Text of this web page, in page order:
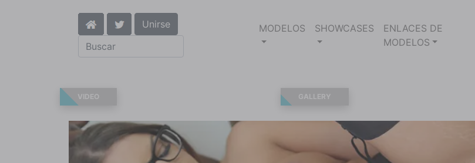
Unirse MODELOS SHOWCASES
ENLACES DE
MODELOS
VIDEO GALLERY